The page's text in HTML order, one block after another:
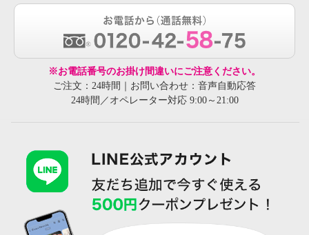
※お電話番号のお掛け間違いにご注意ください。
ご注文：24時間｜お問い合わせ：音声自動応答
24時間／オペレーター対応 9:00～21:00